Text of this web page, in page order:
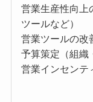
営業生産性向上
ツールなど）
営業ツールの改
予算策定（組織
営業インセン